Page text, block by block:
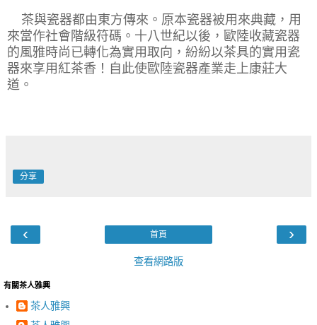
茶與瓷器都由東方傳來。原本瓷器被用來典藏，用
來當作社會階級符碼。十八世紀以後，歐陸收藏瓷器
的風雅時尚已轉化為實用取向，紛紛以茶具的實用瓷
器來享用紅茶香！自此使歐陸瓷器產業走上康莊大
道。
分享
‹ ›
首頁
查看網路版
有關茶人雅興
茶人雅興